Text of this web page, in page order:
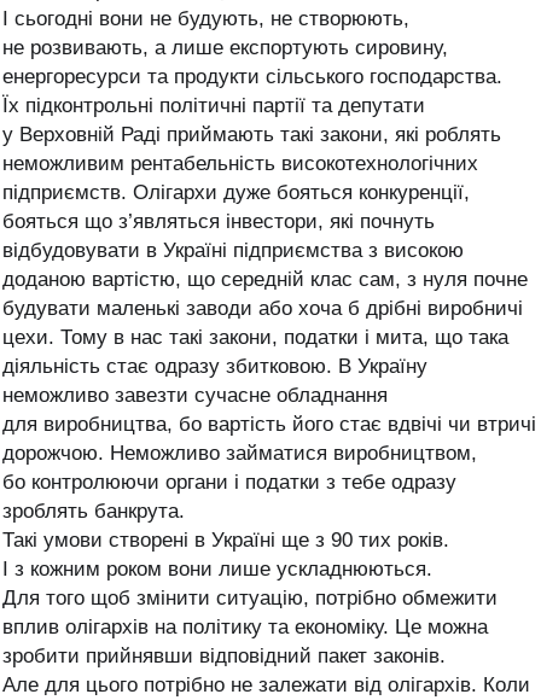
І сьогодні вони не будують, не створюють,
не розвивають, а лише експортують сировину,
енергоресурси та продукти сільського господарства.
Їх підконтрольні політичні партії та депутати
у Верховній Раді приймають такі закони, які роблять
неможливим рентабельність високотехнологічних
підприємств. Олігархи дуже бояться конкуренції,
бояться що з’являться інвестори, які почнуть
відбудовувати в Україні підприємства з високою
доданою вартістю, що середній клас сам, з нуля почне
будувати маленькі заводи або хоча б дрібні виробничі
цехи. Тому в нас такі закони, податки і мита, що така
діяльність стає одразу збитковою. В Україну
неможливо завезти сучасне обладнання
для виробництва, бо вартість його стає вдвічі чи втричі
дорожчою. Неможливо займатися виробництвом,
бо контролюючи органи і податки з тебе одразу
зроблять банкрута.
Такі умови створені в Україні ще з 90 тих років.
І з кожним роком вони лише ускладнюються.
Для того щоб змінити ситуацію, потрібно обмежити
вплив олігархів на політику та економіку. Це можна
зробити прийнявши відповідний пакет законів.
Але для цього потрібно не залежати від олігархів. Коли